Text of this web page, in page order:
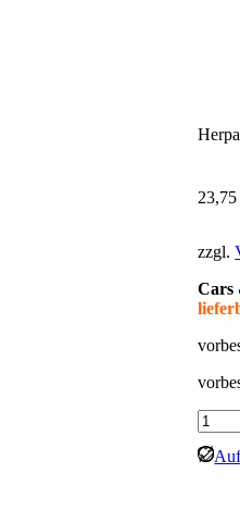
zzgl.
Cars
Herpa:
MAN
TGE